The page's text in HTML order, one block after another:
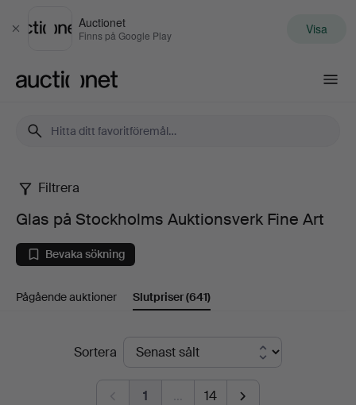
Stäng
Auctionet
Finns på Google Play Visa
Glas
på
Stockholms
Auktionsverk
Filtrera
Glas på Stockholms Auktionsverk Fine Art
Bevaka sökning
Pågående auktioner Slutpriser(641)
SlutpriserSortera
1 … 14